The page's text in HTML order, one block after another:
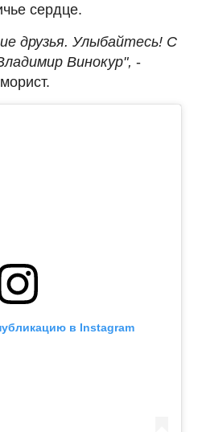
сердце.
друзья. Улыбайтесь! С
Винокур", -
в Instagram